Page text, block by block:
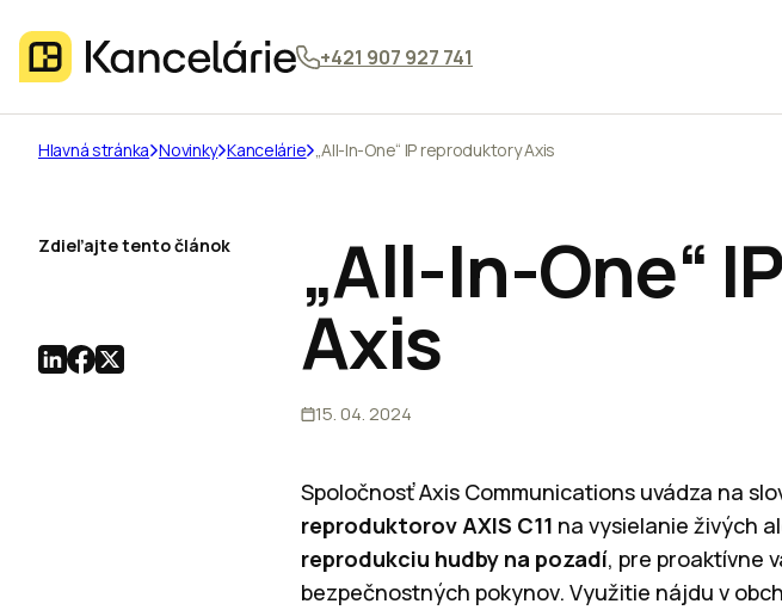
+421 907 927 741
Hlavná stránka Novinky Kancelárie „All-In-One“ IP reproduktory Axis
„All-In-One“
Axis
15. 04. 2024
Spoločnosť Axis Communications uvádza na
reproduktorov AXIS C11 na vysielanie živých
reprodukciu hudby na pozadí, pre proaktívne
bezpečnostných pokynov. Využitie nájdu v
Zdieľajte tento článok